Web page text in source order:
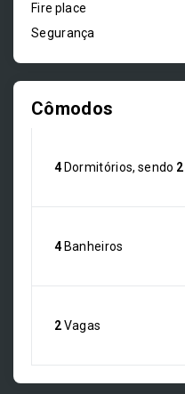
Fire place
Segurança
Cômodos
4Dormitórios, sendo 2
4Banheiros
2Vagas